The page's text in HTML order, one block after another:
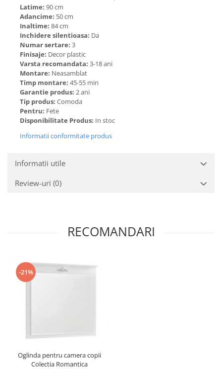
Latime: 90 cm
Adancime: 50 cm
Inaltime: 84 cm
Inchidere silentioasa: Da
Numar sertare: 3
Finisaje: Decor plastic
Varsta recomandata: 3-18 ani
Montare: Neasamblat
Timp montare: 45-55 min
Garantie produs: 2 ani
Tip produs: Comoda
Pentru: Fete
Disponibilitate Produs: In stoc
Informatii conformitate produs
Informatii utile
Review-uri (0)
RECOMANDARI
-21%
Oglinda pentru camera copii
Colectia Romantica